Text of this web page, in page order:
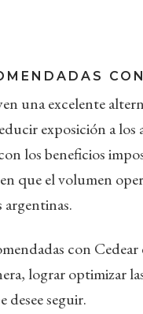
una excelente
exposición a
los beneficios
que el volumen
argentinas.
con
lograr optimizar
desee seguir.